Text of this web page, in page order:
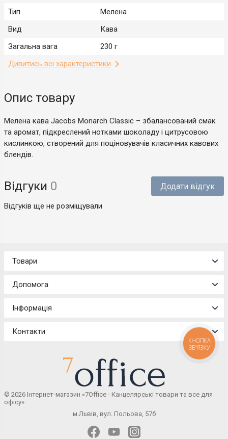
Тип
Мелена
Вид
Кава
Загальна вага
230 г
Дивитись всі характеристики
Опис товару
Мелена кава Jacobs Monarch Classic – збалансований смак
та аромат, підкреслений нотками шоколаду і цитрусовою
кислинкою, створений для поціновувачів класичних кавових
блендів.
Відгуки 0 Додати відгук
Відгуків ще не розміщували
Товари
Допомога
Інформація
Контакти
© 2026 Інтернет-магазин «7Office - Канцелярські товари та все для
офісу»
м.Львів, вул. Польова, 57б
КНОПКА
ЗВ'ЯЗКУ